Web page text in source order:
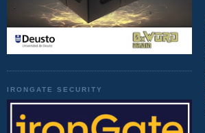
IRONGATE SECURITY